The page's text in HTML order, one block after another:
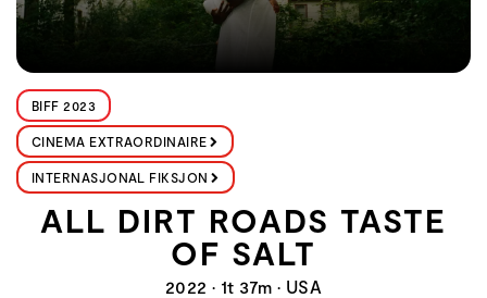
BIFF 2023
CINEMA EXTRAORDINAIRE
INTERNASJONAL FIKSJON
ALL DIRT ROADS TASTE
OF SALT
2022 • 1t 37m • USA